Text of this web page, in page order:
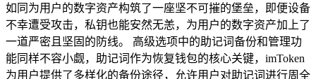
如同为用户的数字资产构筑了一座坚不可摧的堡垒，即便设备
不幸遭受攻击，私钥也能安然无恙，为用户的数字资产加上了
一道严密且坚固的防线。 高级选项中的助记词备份和管理功
能同样不容小觑，助记词作为恢复钱包的核心关键，imToken
为用户提供了多样化的备份途径，允许用户对助记词进行周全